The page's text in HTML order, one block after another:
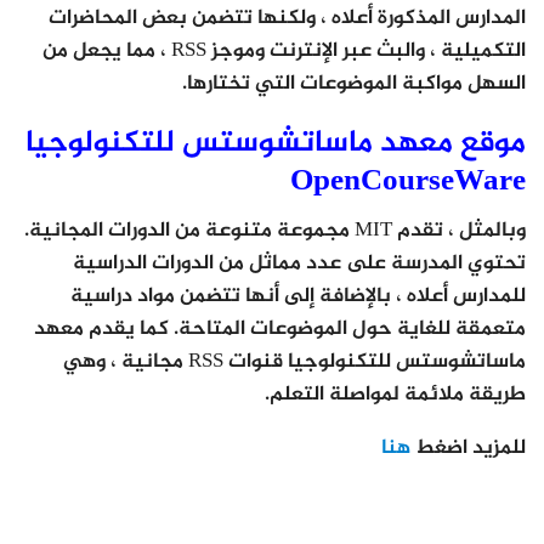
المدارس المذكورة أعلاه ، ولكنها تتضمن بعض المحاضرات
التكميلية ، والبث عبر الإنترنت وموجز RSS ، مما يجعل من
السهل مواكبة الموضوعات التي تختارها.
موقع معهد ماساتشوستس للتكنولوجيا
OpenCourseWare
وبالمثل ، تقدم MIT مجموعة متنوعة من الدورات المجانية.
تحتوي المدرسة على عدد مماثل من الدورات الدراسية
للمدارس أعلاه ، بالإضافة إلى أنها تتضمن مواد دراسية
متعمقة للغاية حول الموضوعات المتاحة. كما يقدم معهد
ماساتشوستس للتكنولوجيا قنوات RSS مجانية ، وهي
طريقة ملائمة لمواصلة التعلم.
للمزيد اضغط هنا